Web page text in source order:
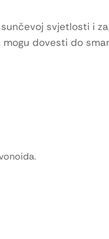
svjetlosti i
dovesti do